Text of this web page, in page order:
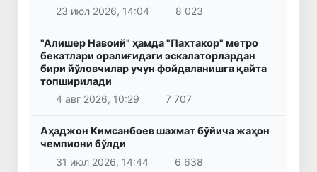
23 июл 2026, 14:04
8 023
"Алишер Навоий" ҳамда "Пахтакор" метро
бекатлари оралиғидаги эскалаторлардан
бири йўловчилар учун фойдаланишга қайта
топширилади
4 авг 2026, 10:29
7 707
Аҳаджон Кимсанбоев шахмат бўйича жаҳон
чемпиони бўлди
31 июл 2026, 14:44
6 638